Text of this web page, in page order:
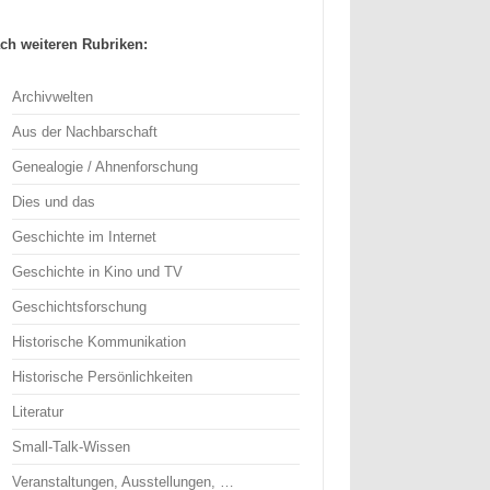
weiteren Rubriken:
Archivwelten
Aus der Nachbarschaft
Genealogie / Ahnenforschung
Dies und das
Geschichte im Internet
Geschichte in Kino und TV
Geschichtsforschung
Historische Kommunikation
Historische Persönlichkeiten
Literatur
Small-Talk-Wissen
Veranstaltungen, Ausstellungen, …